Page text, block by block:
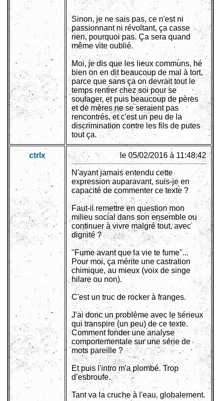
Sinon, je ne sais pas, ce n'est ni
passionnant ni révoltant, ça casse
rien, pourquoi pas. Ça sera quand
même vite oublié.
Moi, je dis que les lieux communs, hé
bien on en dit beaucoup de mal à tort,
parce que sans ça on devrait tout le
temps rentrer chez soi pour se
soulager, et puis beaucoup de pères
et de mères ne se seraient pas
rencontrés, et c'est un peu de la
discrimination contre les fils de putes
tout ça.
ctrlx le 05/02/2016 à 11:48:42
N'ayant jamais entendu cette
expression auparavant, suis-je en
capacité de commenter ce texte ?
Faut-il remettre en question mon
milieu social dans son ensemble ou
continuer à vivre malgré tout, avec
dignité ?
"Fume avant que la vie te fume"...
Pour moi, ça mérite une castration
chimique, au mieux (voix de singe
hilare ou non).
C'est un truc de rocker à franges.
J'ai donc un problème avec le sérieux
qui transpire (un peu) de ce texte.
Comment fonder une analyse
comportementale sur une série de
mots pareille ?
Et puis l'intro m'a plombé. Trop
d’esbroufe.
Tant va la cruche à l'eau, globalement.